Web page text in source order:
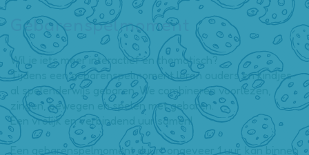
Gebarenspelmoment
Wil je iets meer interactief en thematisch?
Tijdens een gebarenspelmoment leren ouders en kindjes
al spelenderwijs gebaren. We combineren voorlezen,
zingen, bewegen en spelen met gebaren.
Een vrolijk en verbindend uur samen!
Een gebarenspelmoment duurt ongeveer 1 uur, kan binnen